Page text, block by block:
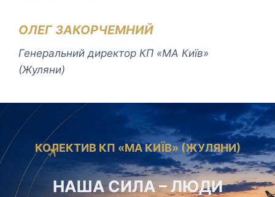
ОЛЕГ ЗАКОРЧЕМНИЙ
Генеральний директор КП «МА Київ»
(Жуляни)
КОЛЕКТИВ КП «МА КИЇВ» (ЖУЛЯНИ)
НАША СИЛА – ЛЮДИ